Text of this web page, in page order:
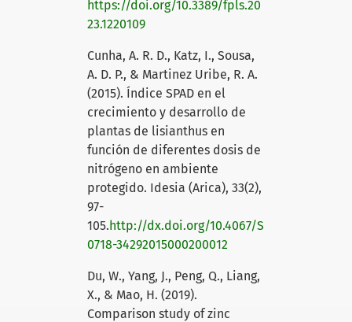
https://doi.org/10.3389/fpls.20
23.1220109
Cunha, A. R. D., Katz, I., Sousa,
A. D. P., & Martinez Uribe, R. A.
(2015). Índice SPAD en el
crecimiento y desarrollo de
plantas de lisianthus en
función de diferentes dosis de
nitrógeno en ambiente
protegido. Idesia (Arica), 33(2),
97-
105.http://dx.doi.org/10.4067/S
0718-34292015000200012
Du, W., Yang, J., Peng, Q., Liang,
X., & Mao, H. (2019).
Comparison study of zinc